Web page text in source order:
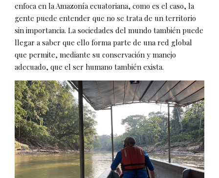
enfoca en la Amazonía ecuatoriana, como es el caso, la
gente puede entender que no se trata de un territorio
sin importancia. La sociedades del mundo también puede
llegar a saber que ello forma parte de una red global
que permite, mediante su conservación y manejo
adecuado, que el ser humano también exista.